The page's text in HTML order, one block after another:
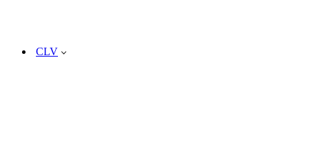
CLV